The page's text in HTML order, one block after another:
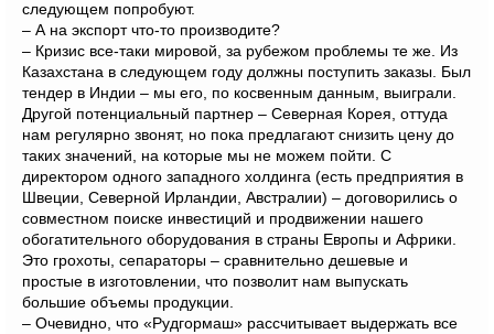
следующем попробуют.
– А на экспорт что-то производите?
– Кризис все-таки мировой, за рубежом проблемы те же. Из
Казахстана в следующем году должны поступить заказы. Был
тендер в Индии – мы его, по косвенным данным, выиграли.
Другой потенциальный партнер – Северная Корея, оттуда
нам регулярно звонят, но пока предлагают снизить цену до
таких значений, на которые мы не можем пойти. С
директором одного западного холдинга (есть предприятия в
Швеции, Северной Ирландии, Австралии) – договорились о
совместном поиске инвестиций и продвижении нашего
обогатительного оборудования в страны Европы и Африки.
Это грохоты, сепараторы – сравнительно дешевые и
простые в изготовлении, что позволит нам выпускать
большие объемы продукции.
– Очевидно, что «Рудгормаш» рассчитывает выдержать все